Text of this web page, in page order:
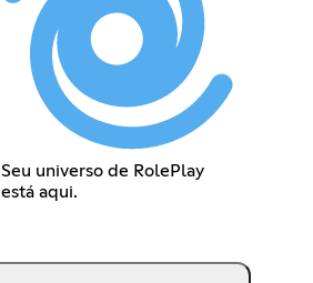
Seu universo de RolePlay
está aqui.